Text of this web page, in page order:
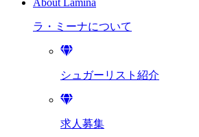
ラ・ミーナについて
シュガーリスト紹介
求人募集